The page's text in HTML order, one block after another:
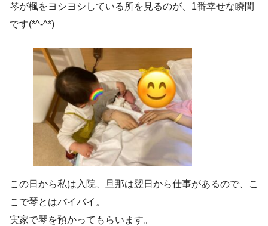
琴が楓をヨシヨシしている所を見るのが、1番幸せな瞬間
です(*^-^*)
この日から私は入院、旦那は翌日から仕事があるので、こ
こで琴とはバイバイ。
実家で琴を預かってもらいます。